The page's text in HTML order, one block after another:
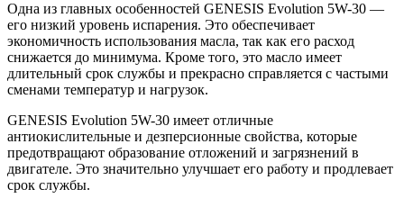
Одна из главных особенностей GENESIS Evolution 5W-30 —
его низкий уровень испарения. Это обеспечивает
экономичность использования масла, так как его расход
снижается до минимума. Кроме того, это масло имеет
длительный срок службы и прекрасно справляется с частыми
сменами температур и нагрузок.
GENESIS Evolution 5W-30 имеет отличные
антиокислительные и дезперсионные свойства, которые
предотвращают образование отложений и загрязнений в
двигателе. Это значительно улучшает его работу и продлевает
срок службы.